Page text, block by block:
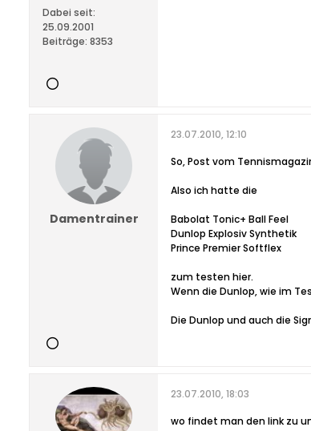
Dabei seit:
25.09.2001
Beiträge: 8353
Damentrainer
23.07.2010, 12:10
So, Post vom
Also ich hatte die
Babolat Tonic+ Ball Feel
Dunlop Explosiv Synthetik
Prince Premier Softflex
zum testen hier.
Wenn die Dunlop, wie im
Die Dunlop und auch die
23.07.2010, 18:03
wo findet man den link zu